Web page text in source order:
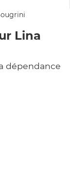
Lina
dépendance